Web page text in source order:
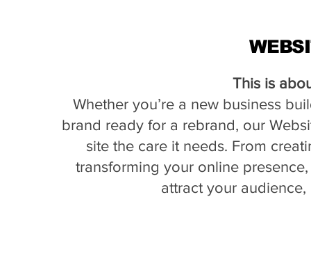
This is
Whether you’re a new business
brand ready for a rebrand, our
site the care it needs. From
transforming your online
attract your